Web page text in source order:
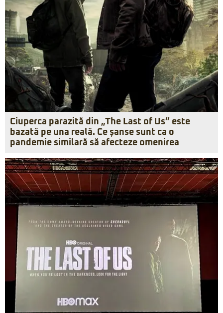
Ciuperca parazită din „The Last of Us” este
bazată pe una reală. Ce șanse sunt ca o
pandemie similară să afecteze omenirea